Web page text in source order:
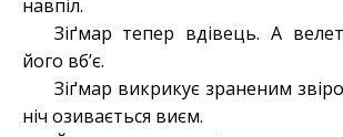
навпіл.
Зіґмар тепер вдівець. А
його вб’є.
Зіґмар викрикує зраненим
ніч озивається виєм.